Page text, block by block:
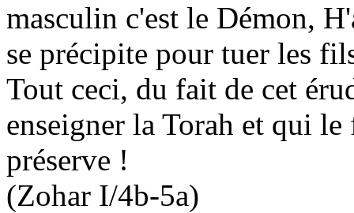
masculin c'est le Démon,
se précipite pour tuer les
Tout ceci, du fait de cet
enseigner la Torah et qui
préserve !
(Zohar I/4b-5a)